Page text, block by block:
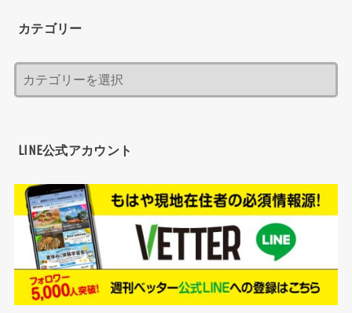
カテゴリー
LINE公式アカウント